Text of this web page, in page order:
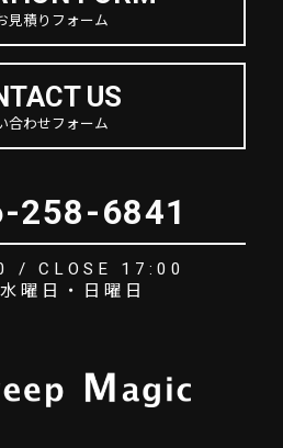
見積りフォーム
US
合わせフォーム
258-6841
/ CLOSE 17:00
曜日・日曜日